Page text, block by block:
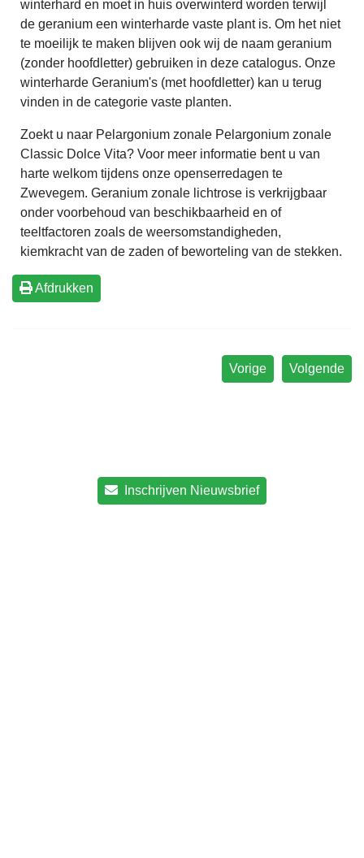
winterhard en moet in huis overwinterd worden terwijl
de geranium een winterharde vaste plant is. Om het niet
te moeilijk te maken blijven ook wij de naam geranium
(zonder hoofdletter) gebruiken in deze catalogus. Onze
winterharde Geranium's (met hoofdletter) kan u terug
vinden in de categorie vaste planten.
Zoekt u naar Pelargonium zonale Pelargonium zonale
Classic Dolce Vita? Voor meer informatie bent u van
harte welkom tijdens onze openserredagen te
Zwevegem. Geranium zonale lichtrose is verkrijgbaar
onder voorbehoud van beschikbaarheid en of
teeltfactoren zoals de weersomstandigheden,
kiemkracht van de zaden of beworteling van de stekken.
Afdrukken
Volgende
Vorige
Inschrijven Nieuwsbrief